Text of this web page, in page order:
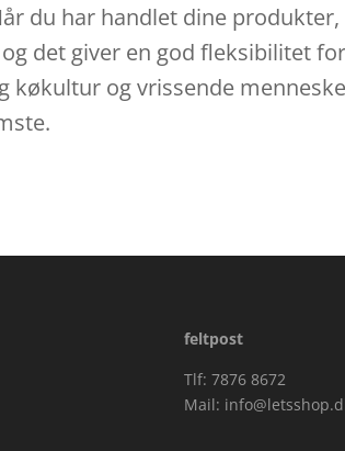
du har handlet dine
det giver en god fleksibilitet
køkultur og vrissende
feltpost
Tlf: 7876 8672
Mail: